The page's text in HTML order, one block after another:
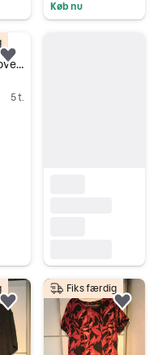
Køb nu
Olivengrøn overgangsjakke fra Zizzi str. M
5 t.
Føj til favoritter.
Føj til favoritter.
Fiks færdig
Føj